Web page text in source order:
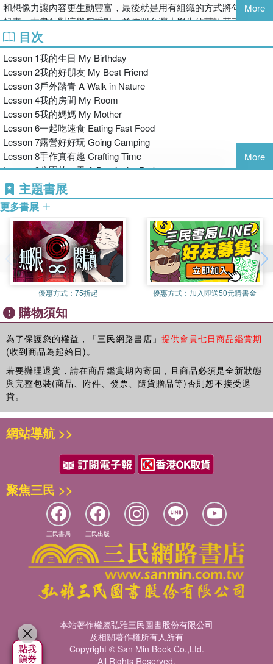
和想像力讓內容更生動豐富，最後就是用有組織的方式將句子串接
起來。本書針對這幾個重點，並依照台灣小學生的英語基礎，以循
序漸進的方式帶領孩子完成一篇小文章，讓孩子在這些練習當中除
了能試著寫出完整的小篇章，也能從中了解到其實英文寫作並不困
難。
本書的規劃有幾個重點：
單字句型符合課綱：
本書的範文所使用到的字，以及內容所提供的單字都是在教育部
108課綱所列出的國中小必背單字，而本書所要練習的句型或文法
重點都是國中小英語會學到的基礎觀念與句型，另外，片語也是生
英語學習的範圍內。
本書共分20課，每課要練習的句型與文法重點是從最基礎的開始學
習，越到後面的課程才會帶到一些比較多元的表達方式。時態方
面，大部分是以小學生最熟悉的現在式書寫，現在式的動詞不需要
變化，因此可以專注於句型的練習與內容的發展。最後幾課才會練
習使用過去式。此外，範文的字數也是從40幾個字慢慢變多，到60
每一課都是以五個步驟進行：暖身—句型—構思—讀範文—寫出文
章。孩子依照這個步驟可以從一開始的單字練習，然後開始學習寫
出句子，接著用心智圖構想內容，最後是依照範文的結構一句一句
的寫出屬於自己的小文章。本書希望以這樣的步驟讓孩子充分的準
備好要用到的單字、句子和結構的概念之後再進行寫作，這樣比較
能順利的完成一篇作文。
主題貼近小學生生活：
本書所選出的主題都是貼近小學生的生活，主要是從他們生活中常
見的、常做的活動為主，或是他們喜歡的事物、季節或喜歡去的地
方等等。這些貼近小朋友生活的主題也能讓他們更充分的發揮。
線上AI即時批改：
本書還提供每課2次的線上練習機會。如果在書本上依照範文的結
構練習覺得太容易了，希望能夠在同樣的題目下自行發揮，也可以
掃描每課的QR code，進入網頁在線上寫作，寫完可以讓AI即時批
改，讓你知道你有那些可以改進的地方，非常的方便好用。
本書希望藉由這樣循序漸進的課程，以及步驟式帶領的方式，讓孩
子能慢慢建立起英文寫作的信心與能力，讓他們除了在英語的聽、
說、讀的學習之外，也可以跨出一步做寫的練習，這對他們以後的
英語表達能力都會有很大的幫助。
More
目次
Lesson 1我的生日 My Birthday
Lesson 2我的好朋友 My Best Friend
Lesson 3戶外踏青​ A Walk in Nature
Lesson 4我的房間​ My Room
Lesson 5我的媽媽​ My Mother
Lesson 6一起吃速食 Eating Fast Food
Lesson 7露營好好玩 Going Camping
Lesson 8手作真有趣 Crafting Time
Lesson 9公園的一天 A Day in the Park
Lesson 10萬聖節真有趣 Halloween Fun
Lesson 11我最喜歡的季節 My Favorite Season
Lesson 12家庭聚餐 Family Gathering
Lesson 13我想要的寵物 If I Can Have a Pet
Lesson 14我的夢想 My Dream
Lesson 15玩捉迷藏 Hide and Seek
Lesson 16購物買東西 Going Shopping
Lesson 17野餐真有趣 Having a Picnic
Lesson 18海灘假期 Beach Holiday
Lesson 19去農場玩 On the Farm
Lesson 20美麗的煙火 Beautiful Fireworks
More
主題書展
更多書展
優惠方式： 75折起 優惠方式： 加入即送50元購書金
購物須知
為了保護您的權益，「三民網路書店」 提供會員七日商品鑑賞期
(收到商品為起始日)。
若要辦理退貨，請在商品鑑賞期內寄回，且商品必須是全新狀態
與完整包裝(商品、附件、發票、隨貨贈品等)否則恕不接受退
貨。
網站導航 >>
聚焦三民 >>
三民書局 三民出版
本站著作權屬弘雅三民圖書股份有限公司
及相關著作權所有人所有
Copyright © San Min Book Co.,Ltd.
All Rights Reserved.